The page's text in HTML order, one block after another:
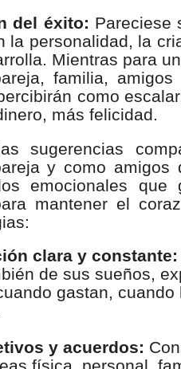
del éxito: Pareciese
la personalidad, la
Mientras para
familia,
como
más felicidad.
sugerencias
y como
emocionales que
mantener el
clara y constante:
de sus sueños,
gastan,
y acuerdos: